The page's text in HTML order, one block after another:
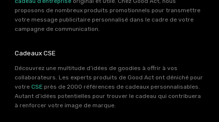
proposons de nombreux produits promotionnels pour transmettre
votre message publicitaire personnalisé dans le cadre de votre
campagne de communication.
Cadeaux CSE
Découvrez une multitude d’idées de goodies à offrir à vos
collaborateurs. Les experts produits de Good Act ont déniché pour
votre CSE près de 2000 références de cadeaux personnalisables.
Autant d’idées potentielles pour trouver le cadeau qui contribuera
à renforcer votre image de marque.